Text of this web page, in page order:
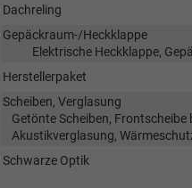
Dachreling
Gepäckraum-/Heckklappe
Elektrische Heckklappe,
Herstellerpaket
Scheiben, Verglasung
Getönte Scheiben,
Akustikverglasung,
Schwarze Optik